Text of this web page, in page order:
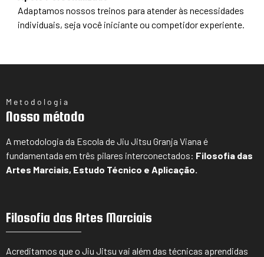
Adaptamos nossos treinos para atender às necessidades
individuais, seja você iniciante ou competidor experiente.
Metodologia
Nosso método
A metodologia da Escola de Jiu Jitsu Granja Viana é
fundamentada em três pilares interconectados: Filosofia das
Artes Marciais, Estudo Técnico e Aplicação.
Filosofia das Artes Marciais
Acreditamos que o Jiu Jitsu vai além das técnicas aprendidas